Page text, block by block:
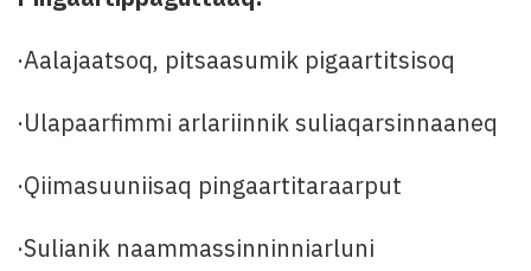
·Aalajaatsoq, pitsaasumik pigaartitsisoq
·Ulapaarfimmi arlariinnik suliaqarsinnaaneq
·Qiimasuuniisaq pingaartitaraarput
·Sulianik naammassinninniarluni